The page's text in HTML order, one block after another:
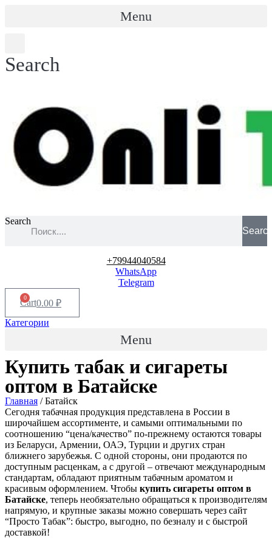
Menu
Search
Search
+79944040584
WhatsApp
Telegram
0.00 ₽
0
Cart
Категории
Menu
Купить табак и сигареты
оптом в Батайске
Главная / Батайск
Сегодня табачная продукция представлена в России в
широчайшем ассортименте, и самыми оптимальными по
соотношению “цена/качество” по-прежнему остаются товары
из Беларуси, Армении, ОАЭ, Турции и других стран
ближнего зарубежья. С одной стороны, они продаются по
доступным расценкам, а с другой – отвечают международным
стандартам, обладают приятным табачным ароматом и
красивым оформлением. Чтобы купить сигареты оптом в
Батайске, теперь необязательно обращаться к производителям
напрямую, и крупные заказы можно совершать через сайт
“Просто Табак”: быстро, выгодно, по безналу и с быстрой
доставкой!